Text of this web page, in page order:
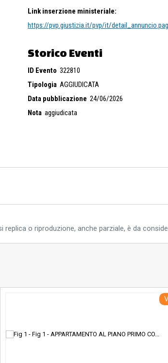
Link inserzione ministeriale:
https://pvp.giustizia.it/pvp/it/
Storico Eventi
ID Evento 322810
Tipologia AGGIUDICATA
Data pubblicazione 24/06/2026
Nota aggiudicata
o riproduzione, anche parziale, è da